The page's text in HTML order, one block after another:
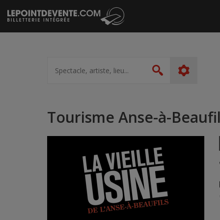
Passer
au
contenu
artiste,
lieu...
Rechercher
Tourisme Anse-à-